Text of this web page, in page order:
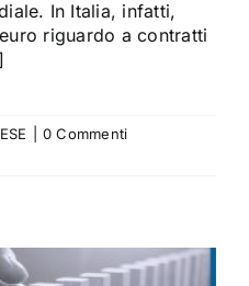
In Italia, infatti,
riguardo a contratti
0 Commenti